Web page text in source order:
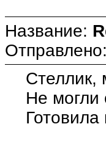
Название:
Отправлено:
Стеллик,
Не могли
Готовила